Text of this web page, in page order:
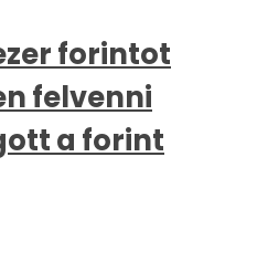
forintot
felvenni
a forint